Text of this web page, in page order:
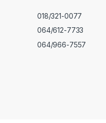
018/321-0077
064/612-7733
064/966-7557